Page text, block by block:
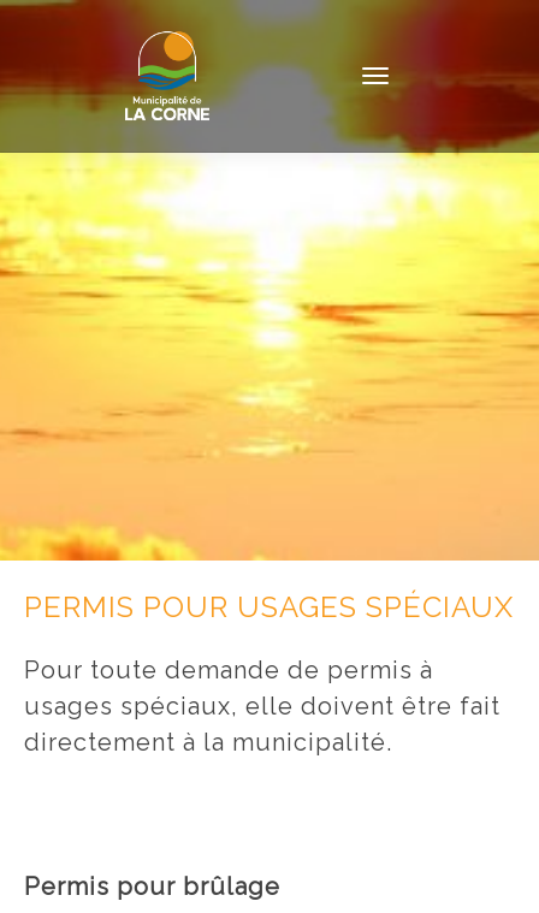
PERMIS POUR USAGES SPÉCIAUX
Pour toute demande de permis à
usages spéciaux, elle doivent être fait
directement à la municipalité.
Permis pour brûlage